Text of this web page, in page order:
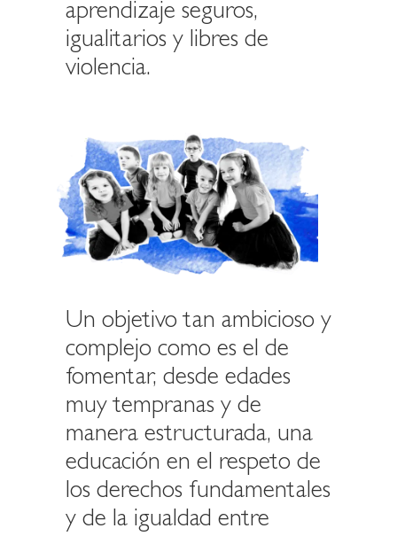
aprendizaje seguros,
igualitarios y libres de
violencia.
Un objetivo tan ambicioso y
complejo como es el de
fomentar, desde edades
muy tempranas y de
manera estructurada, una
educación en el respeto de
los derechos fundamentales
y de la igualdad entre